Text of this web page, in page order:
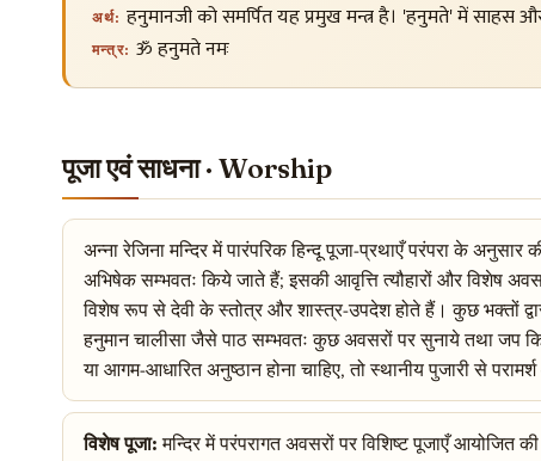
अर्थ: हनुमानजी को समर्पित यह प्रमुख मन्त्र है। 'हनुमते' में साहस
मन्त्र: ॐ हनुमते नमः
पूजा एवं साधना · Worship
अन्ना रेजिना मन्दिर में पारंपरिक हिन्दू पूजा-प्रथाएँ परंपरा के
अभिषेक सम्भवतः किये जाते हैं; इसकी आवृत्ति त्यौहारों और विशेष
विशेष रूप से देवी के स्तोत्र और शास्त्र-उपदेश होते हैं। कुछ भक्तों
हनुमान चालीसा जैसे पाठ सम्भवतः कुछ अवसरों पर सुनाये तथा जप
या आगम-आधारित अनुष्ठान होना चाहिए, तो स्थानीय पुजारी से
विशेष पूजा: मन्दिर में परंपरागत अवसरों पर विशिष्ट पूजाएँ आयोजित